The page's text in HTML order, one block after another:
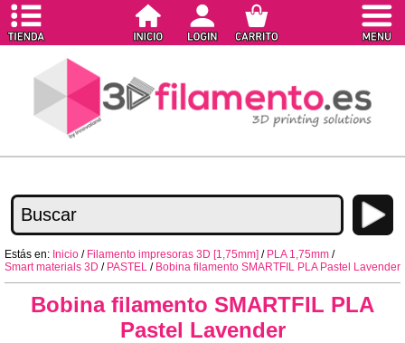
Estás en: Inicio / Filamento impresoras 3D [1,75mm] / PLA 1,75mm /
Smart materials 3D / PASTEL / Bobina filamento SMARTFIL PLA Pastel Lavender
Bobina filamento SMARTFIL PLA
Pastel Lavender